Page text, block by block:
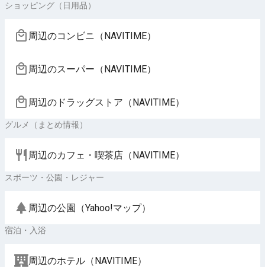
ショッピング（日用品）
周辺のコンビニ（NAVITIME）
周辺のスーパー（NAVITIME）
周辺のドラッグストア（NAVITIME）
グルメ（まとめ情報）
周辺のカフェ・喫茶店（NAVITIME）
スポーツ・公園・レジャー
周辺の公園（Yahoo!マップ）
宿泊・入浴
周辺のホテル（NAVITIME）